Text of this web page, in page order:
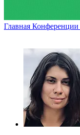
Главная Конференции